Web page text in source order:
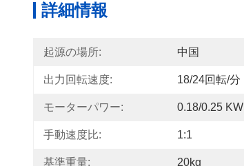
詳細情報
起源の場所: 中国
出力回転速度: 18/24回転/分
モーターパワー: 0.18/0.25 KW
手動速度比: 1:1
基準重量: 20kg